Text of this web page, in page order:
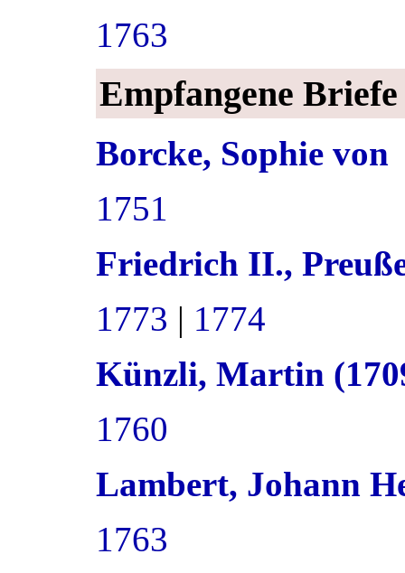
1763
Empfangene
Borcke, Sophie von
1751
Friedrich II.,
1773 | 1774
Künzli, Martin
1760
Lambert, Johann
1763